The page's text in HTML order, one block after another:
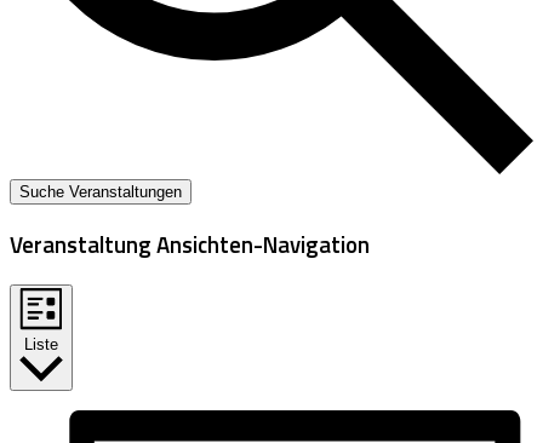
Suche Veranstaltungen
Veranstaltung Ansichten-Navigation
Liste